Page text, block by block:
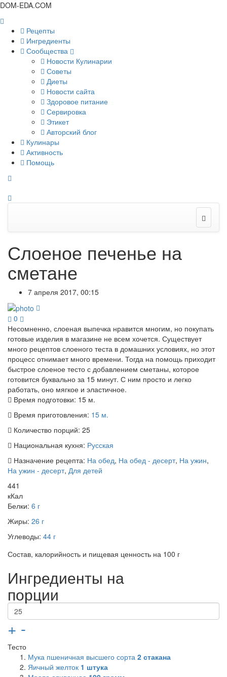
DOM-EDA.COM
Рецепты
Ингредиенты
Сообщества
Новости Кулинарии
Советы
Диеты
Новости сайта
Здоровое питание
Сервировка
Этикет
Авторский блог
Кулинары
Активность
Помощь
Слоеное печенье на
сметане
7 апреля 2017, 00:15
0
Несомненно, слоеная выпечка нравится многим, но покупать
готовые изделия в магазине не всем хочется. Существует
много рецептов слоеного теста в домашних условиях, но этот
процесс отнимает много времени. Тогда на помощь приходит
быстрое слоеное тесто с добавлением сметаны, которое
готовится буквально за 15 минут. С ним просто и легко
работать, оно мягкое и эластичное.
Время подготовки: 15 м.
Время приготовления: 15 м.
Количество порций: 25
Национальная кухня: Русская
Назначение рецепта: На обед, На обед - десерт, На ужин,
На ужин - десерт, Для детей
441
кКал
Белки: 6 г
Жиры: 26 г
Углеводы: 44 г
Состав, калорийность и пищевая ценность на 100 г
Ингредиенты на
порции
+ -
Тесто
Мука пшеничная высшего сорта 2 стакана
Яичный желток 1 штука